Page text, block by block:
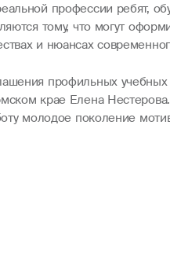
профессии ребят,
тому, что могут
и нюансах
профильных
крае Елена
молодое поколение